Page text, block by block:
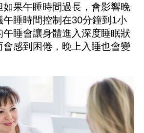
如果午睡時間過長，會影響晚
午睡時間控制在30分鐘到1小
午睡會讓身體進入深度睡眠狀
會感到困倦，晚上入睡也會變